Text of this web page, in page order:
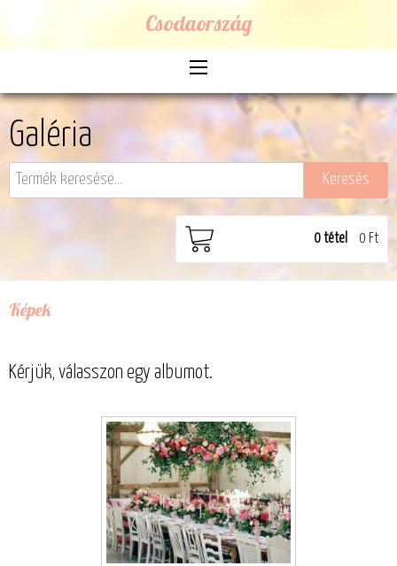
Csodaország
Galéria
0tétel 0 Ft
Képek
Kérjük, válasszon egy albumot.